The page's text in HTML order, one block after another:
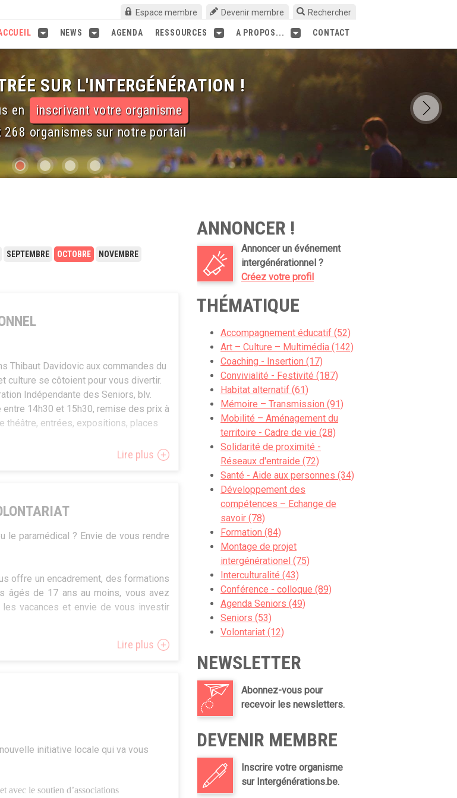
Espace membre Devenir membre Rechercher
CONTACT
A PROPOS...
RESSOURCES
AGENDA
NEWS
SUR L'INTERGÉNÉRATION !
en inscrivant votre organisme
268 organismes sur notre portail
SEPTEMBRE OCTOBRE
NOVEMBRE
Thibaut Davidovic aux commandes du
culture se côtoient pour vous divertir.
Indépendante des Seniors, blv.
14h30 et 15h30, remise des prix à
théâtre, entrées, expositions, places
Lire plus
le paramédical ? Envie de vous rendre
offre un encadrement, des formations
âgés de 17 ans au moins, vous avez
vacances et envie de vous investir
de la séance d’informations et de
Lire plus
initiative locale qui va vous
avec le soutien d’associations
ANNONCER !
Annoncer un événement
intergénérationnel ?
Créez votre profil
THÉMATIQUE
Accompagnement éducatif (52)
Art – Culture – Multimédia (142)
Coaching - Insertion (17)
Convivialité - Festivité (187)
Habitat alternatif (61)
Mémoire – Transmission (91)
Mobilité – Aménagement du
territoire - Cadre de vie (28)
Solidarité de proximité -
Réseaux d'entraide (72)
Santé - Aide aux personnes (34)
Développement des
compétences – Echange de
savoir (78)
Formation (84)
Montage de projet
intergénérationel (75)
Interculturalité (43)
Conférence - colloque (89)
Agenda Seniors (49)
Seniors (53)
Volontariat (12)
NEWSLETTER
Abonnez-vous pour
recevoir les newsletters.
DEVENIR MEMBRE
Inscrire votre organisme
sur Intergénérations.be.